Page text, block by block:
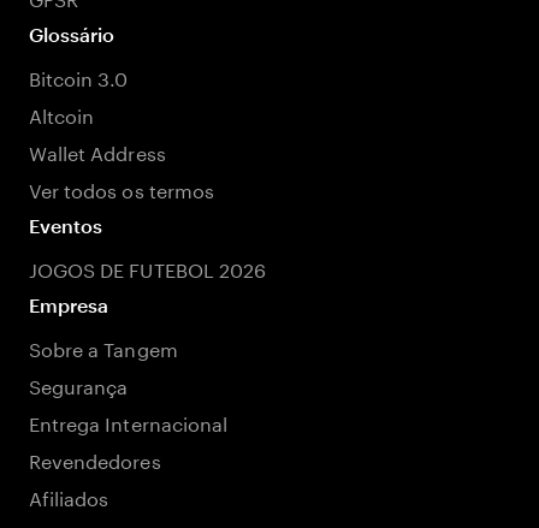
Glossário
Bitcoin 3.0
Altcoin
Wallet Address
Ver todos os termos
Eventos
JOGOS DE FUTEBOL 2026
Empresa
Sobre a Tangem
Segurança
Entrega Internacional
Revendedores
Afiliados